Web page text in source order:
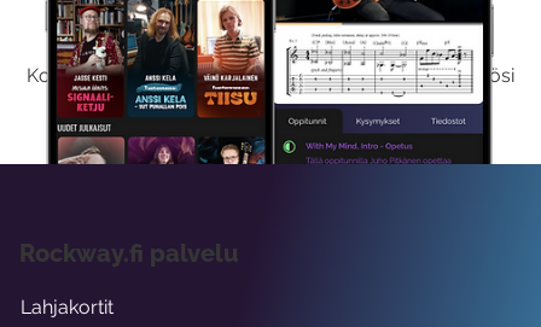
Kokeile Ilmaiseksi
Kokeilemalla ilmaiseksi saat koko sisältömme käyttöösi
viikon ajaksi.
Rockway.fi palvelu
Lahjakortit